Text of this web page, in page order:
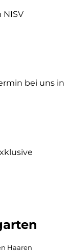
bei uns in
Haaren